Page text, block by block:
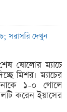
সরাসরি দেখুন
ষোলোর ম্যাচে
মিশর। ম্যাচের
১-০ গোলে
করেন ইয়াসের